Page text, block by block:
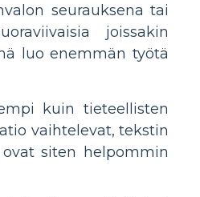
seurauksena tai
joissakin
luo enemmän työtä
kuin tieteellisten
vaihtelevat, tekstin
siten helpommin